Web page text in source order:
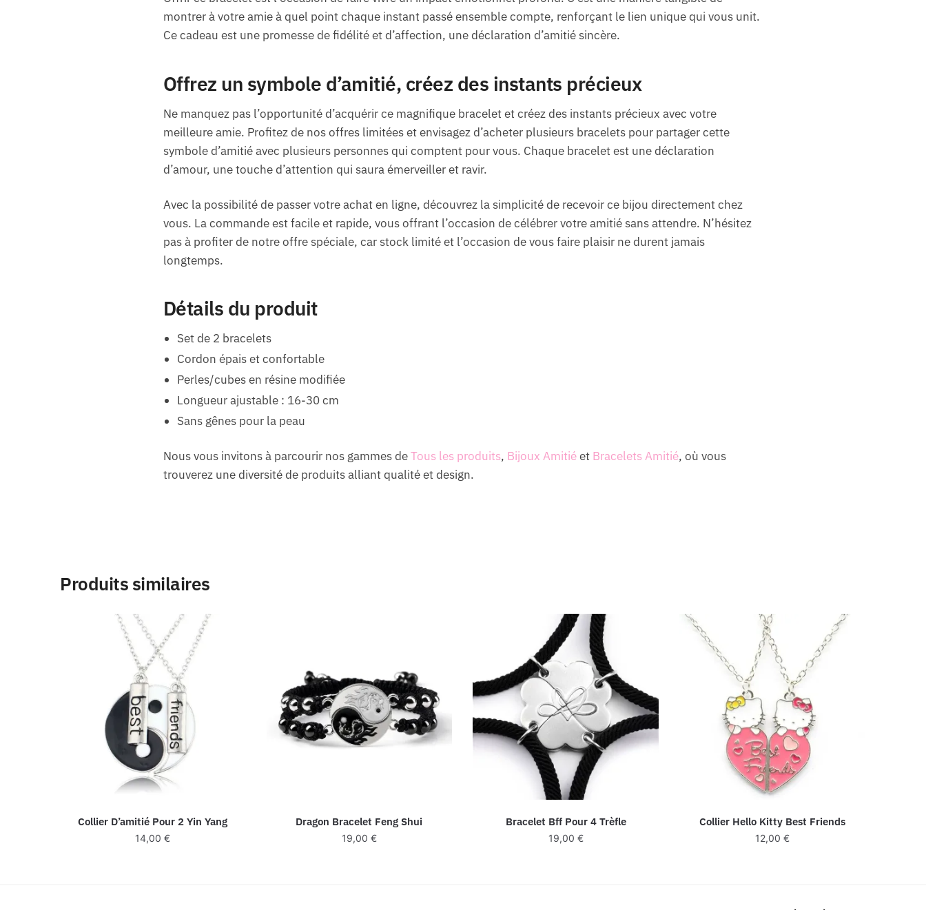
montrer à votre amie à quel point chaque instant passé ensemble compte, renforçant le lien unique qui vous unit.
Ce cadeau est une promesse de fidélité et d’affection, une déclaration d’amitié sincère.
Offrez un symbole d’amitié, créez des instants précieux
Ne manquez pas l’opportunité d’acquérir ce magnifique bracelet et créez des instants précieux avec votre
meilleure amie. Profitez de nos offres limitées et envisagez d’acheter plusieurs bracelets pour partager cette
symbole d’amitié avec plusieurs personnes qui comptent pour vous. Chaque bracelet est une déclaration
d’amour, une touche d’attention qui saura émerveiller et ravir.
Avec la possibilité de passer votre achat en ligne, découvrez la simplicité de recevoir ce bijou directement chez
vous. La commande est facile et rapide, vous offrant l’occasion de célébrer votre amitié sans attendre. N’hésitez
pas à profiter de notre offre spéciale, car stock limité et l’occasion de vous faire plaisir ne durent jamais
longtemps.
Détails du produit
Set de 2 bracelets
Cordon épais et confortable
Perles/cubes en résine modifiée
Longueur ajustable : 16-30 cm
Sans gênes pour la peau
Nous vous invitons à parcourir nos gammes deTous les produits, Bijoux Amitiéet Bracelets Amitié, où vous
trouverez une diversité de produits alliant qualité et design.
Produits similaires
Collier D’amitié Pour 2 Yin Yang
14,00€
Dragon Bracelet Feng Shui
19,00 €
Bracelet Bff Pour 4 Trèfle
19,00 €
Collier Hello Kitty Best Friends
12,00 €